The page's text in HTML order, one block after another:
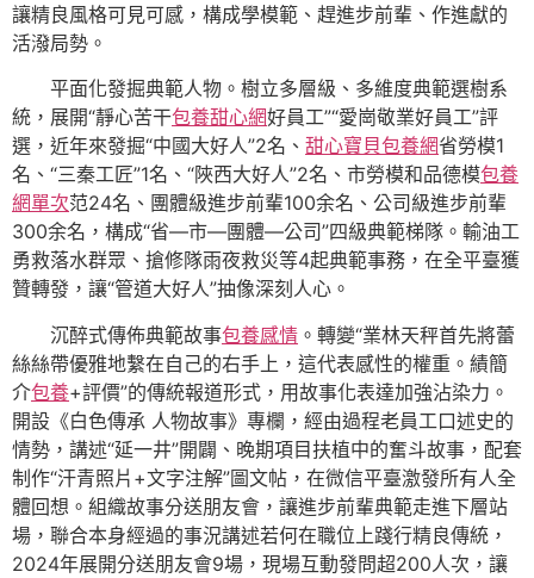
讓精良風格可見可感，構成學模範、趕進步前輩、作進獻的
活潑局勢。
平面化發掘典範人物。樹立多層級、多維度典範選樹系
統，展開“靜心苦干包養甜心網好員工”“愛崗敬業好員工”評
選，近年來發掘“中國大好人”2名、 甜心寶貝包養網省勞模1
名、“三秦工匠”1名、“陜西大好人”2名、市勞模和品德模包養
網單次范24名、團體級進步前輩100余名、公司級進步前輩
300余名，構成“省—市—團體—公司”四級典範梯隊。輸油工
勇救落水群眾、搶修隊雨夜救災等4起典範事務，在全平臺獲
贊轉發，讓“管道大好人”抽像深刻人心。
沉醉式傳佈典範故事包養感情 。轉變“業林天秤首先將蕾
絲絲帶優雅地繫在自己的右手上，這代表感性的權重。績簡
介包養+評價”的傳統報道形式，用故事化表達加強沾染力。
開設《白色傳承 人物故事》專欄，經由過程老員工口述史的
情勢，講述“延一井”開闢、晚期項目扶植中的奮斗故事，配套
制作“汗青照片+文字注解”圖文帖，在微信平臺激發所有人全
體回想。組織故事分送朋友會，讓進步前輩典範走進下層站
場，聯合本身經過的事況講述若何在職位上踐行精良傳統，
2024年展開分送朋友會9場，現場互動發問超200人次，讓